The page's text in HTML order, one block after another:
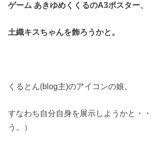
ゲーム あきゆめくくるのA3ポスター、
土織キスちゃんを飾ろうかと。
くるとん(blog主)のアイコンの娘。
すなわち自分自身を展示しようかと・
う。）